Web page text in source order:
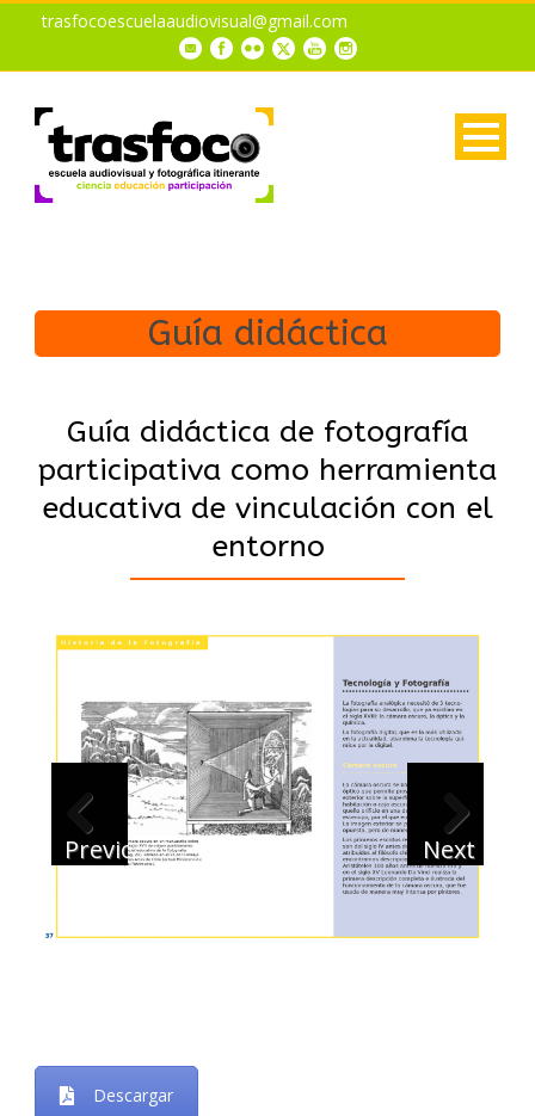
trasfocoescuelaaudiovisual@gmail.com
Guía didáctica
Guía didáctica de fotografía
participativa como herramienta
educativa de vinculación con el
entorno
Previous Next
Descargar